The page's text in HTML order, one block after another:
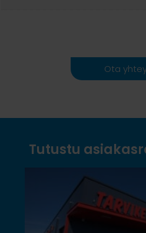
Ota
Tutustu